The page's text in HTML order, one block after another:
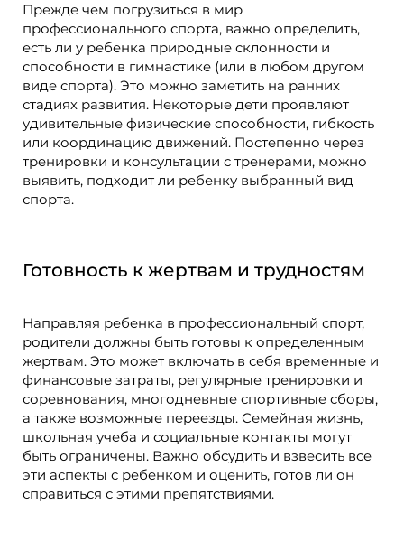
Прежде чем погрузиться в мир
профессионального спорта, важно определить,
есть ли у ребенка природные склонности и
способности в гимнастике (или в любом другом
виде спорта). Это можно заметить на ранних
стадиях развития. Некоторые дети проявляют
удивительные физические способности, гибкость
или координацию движений. Постепенно через
тренировки и консультации с тренерами, можно
выявить, подходит ли ребенку выбранный вид
спорта.
Готовность к жертвам и трудностям
Направляя ребенка в профессиональный спорт,
родители должны быть готовы к определенным
жертвам. Это может включать в себя временные и
финансовые затраты, регулярные тренировки и
соревнования, многодневные спортивные сборы,
а также возможные переезды. Семейная жизнь,
школьная учеба и социальные контакты могут
быть ограничены. Важно обсудить и взвесить все
эти аспекты с ребенком и оценить, готов ли он
справиться с этими препятствиями.